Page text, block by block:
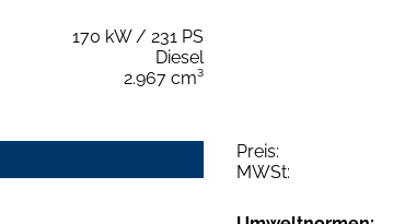
170 kW / 231 PS
Diesel
2.967 cm³
Preis:
MWSt: